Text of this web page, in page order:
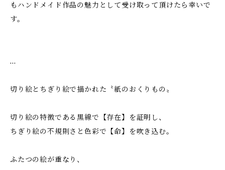
もハンドメイド作品の魅力として受け取って頂けたら幸いで
す。
…
切り絵とちぎり絵で描かれた〝紙のおくりもの〟
切り絵の特徴である黒線で【存在】を証明し、
ちぎり絵の不規則さと色彩で【命】を吹き込む。
ふたつの絵が重なり、